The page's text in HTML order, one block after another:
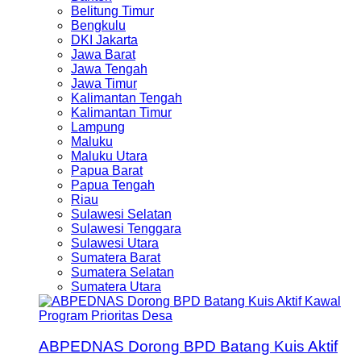
Belitung Timur
Bengkulu
DKI Jakarta
Jawa Barat
Jawa Tengah
Jawa Timur
Kalimantan Tengah
Kalimantan Timur
Lampung
Maluku
Maluku Utara
Papua Barat
Papua Tengah
Riau
Sulawesi Selatan
Sulawesi Tenggara
Sulawesi Utara
Sumatera Barat
Sumatera Selatan
Sumatera Utara
ABPEDNAS Dorong BPD Batang Kuis Aktif